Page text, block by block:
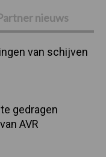
nieuws
van schijven
gedragen
AVR